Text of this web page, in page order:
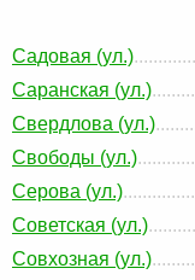
Садовая (ул.)
Саранская (ул.)
Свердлова (ул.)
Свободы (ул.)
Серова (ул.)
Советская (ул.)
Совхозная (ул.)